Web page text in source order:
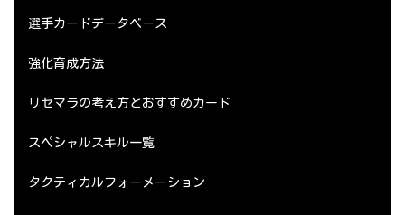
選手カードデータベース
強化育成方法
リセマラの考え方とおすすめカード
スペシャルスキル一覧
タクティカルフォーメーション